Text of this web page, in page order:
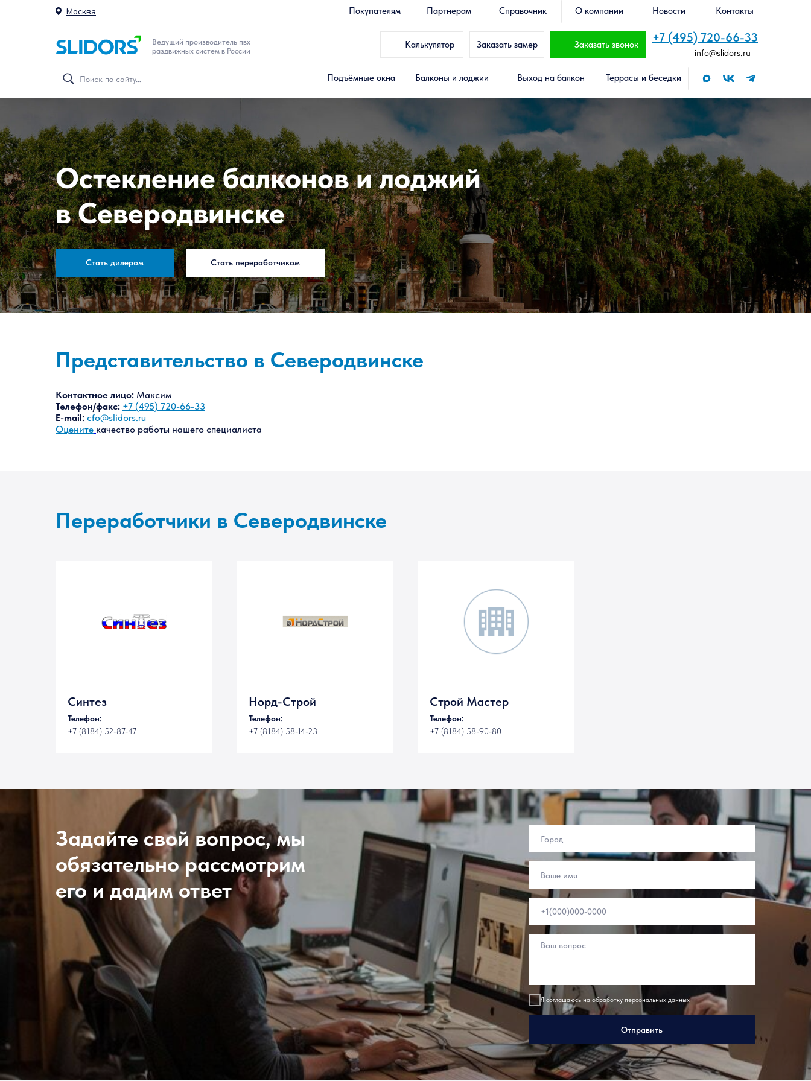
Москва
Калькулятор Заказать замер Заказать звонок +7 (495) 720-66-33
Покупателям Партнерам Справочник
Террасы и беседки
Выход на балкон
Балконы и лоджии
Подъёмные окна
О компании Новости Контакты
Ведущий производитель пвх
раздвижных систем в России
info@slidors.ru
Остекление балконов и лоджий
в Северодвинске
Стать дилером Стать переработчиком
Представительство в Северодвинске
Контактное лицо: Максим
Телефон/факс: +7 (495) 720-66-33
E-mail: cfo@slidors.ru
Оцените качество работы нашего специалиста
Переработчики в Северодвинске
Синтез
Телефон:
+7 (8184) 52-87-47
Норд-Строй
Телефон:
+7 (8184) 58-14-23
Строй Мастер
Телефон:
+7 (8184) 58-90-80
Задайте свой вопрос, мы
обязательно рассмотрим
его и дадим ответ
Я соглашаюсь на обработку персональных данных
Отправить